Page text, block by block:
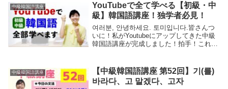
中級韓国語講座
YouTubeで全て学べる【初級・中
級】韓国語講座！独学者必見！
여러분, 안녕하세요. 토미입니다.皆さんつ
いに！私がYoutubeにアップしてきた中級
韓国語講座が完成しました！拍手！これで
したことになります。ということで、今...
中級韓国語講座
【中級韓国語講座 第52回】기(를)
바라다、고 말겠다、고자